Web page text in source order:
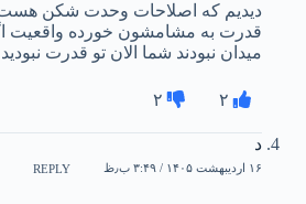
دیدیم که اصلاحات وحدت شکن هست
قدرت به مشامشون خورده واقعیت
میدان نبودند شما الان تو قدرت
۲ ۲
د
۱۶ اردیبهشت ۱۴۰۵ / ۳:۴۹ ب٫ظ REPLY